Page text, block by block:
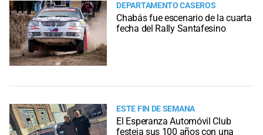
DEPARTAMENTO CASEROS
Chabás fue escenario de la cuarta
fecha del Rally Santafesino
ESTE FIN DE SEMANA
El Esperanza Automóvil Club
festeja sus 100 años con una